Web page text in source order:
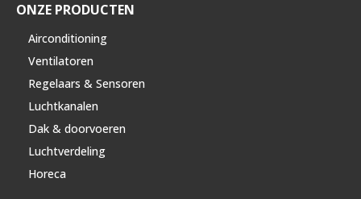
ONZE PRODUCTEN
Airconditioning
Ventilatoren
Regelaars & Sensoren
Luchtkanalen
Dak & doorvoeren
Luchtverdeling
Horeca